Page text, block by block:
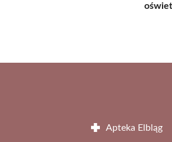
Apteka Elbląg